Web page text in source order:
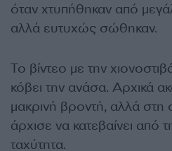
όταν χτυπήθηκαν από
αλλά ευτυχώς σώθηκαν.
Το βίντεο με την
κόβει την ανάσα. Αρχικά
μακρινή βροντή, αλλά στη
άρχισε να κατεβαίνει από
ταχύτητα.